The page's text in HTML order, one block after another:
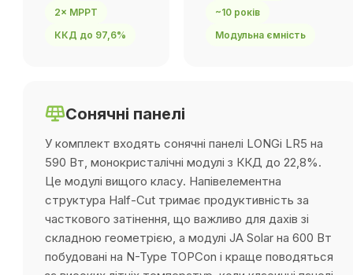
2× MPPT
ККД до 97,6%
~10 років
Модульна ємність
Сонячні панелі
У комплект входять сонячні панелі LONGi LR5 на
590 Вт, монокристалічні модулі з ККД до 22,8%.
Це модулі вищого класу. Напівелементна
структура Half-Cut тримає продуктивність за
часткового затінення, що важливо для дахів зі
складною геометрією, а модулі JA Solar на 600 Вт
побудовані на N-Type TOPCon і краще поводяться